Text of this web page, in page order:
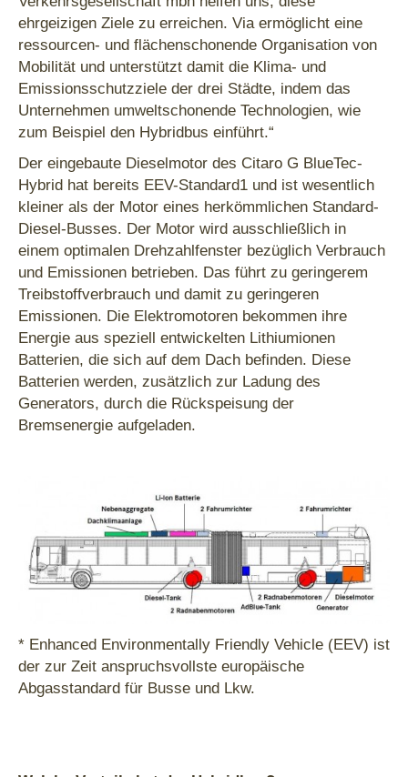
ehrgeizigen Ziele zu erreichen. Via ermöglicht eine
ressourcen- und flächenschonende Organisation von
Mobilität und unterstützt damit die Klima- und
Emissionsschutzziele der drei Städte, indem das
Unternehmen umweltschonende Technologien, wie
zum Beispiel den Hybridbus einführt.“
Der eingebaute Dieselmotor des Citaro G BlueTec-
Hybrid hat bereits EEV-Standard1 und ist wesentlich
kleiner als der Motor eines herkömmlichen Standard-
Diesel-Busses. Der Motor wird ausschließlich in
einem optimalen Drehzahlfenster bezüglich Verbrauch
und Emissionen betrieben. Das führt zu geringerem
Treibstoffverbrauch und damit zu geringeren
Emissionen. Die Elektromotoren bekommen ihre
Energie aus speziell entwickelten Lithiumionen
Batterien, die sich auf dem Dach befinden. Diese
Batterien werden, zusätzlich zur Ladung des
Generators, durch die Rückspeisung der
Bremsenergie aufgeladen.
* Enhanced Environmentally Friendly Vehicle (EEV) ist
der zur Zeit anspruchsvollste europäische
Abgasstandard für Busse und Lkw.